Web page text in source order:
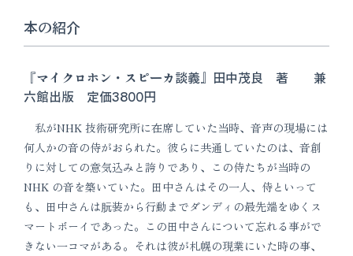
本の紹介
『マイクロホン・スピーカ談義』田中茂良 著 兼
六館出版 定価3800円
私がNHK 技術研究所に在席していた当時、音声の現場には
何人かの音の侍がおられた。彼らに共通していたのは、音創
りに対しての意気込みと誇りであり、この侍たちが当時の
NHK の音を築いていた。田中さんはその一人、侍といって
も、田中さんは朊装から行動までダンディの最先端をゆくス
マートボーイであった。この田中さんについて忘れる事がで
きない一コマがある。それは彼が札幌の現業にいた時の事、